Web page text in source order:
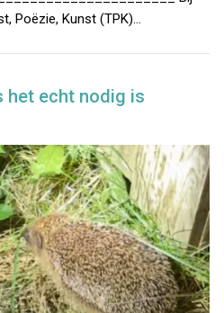
Poëzie, Kunst (TPK)…
het echt nodig is